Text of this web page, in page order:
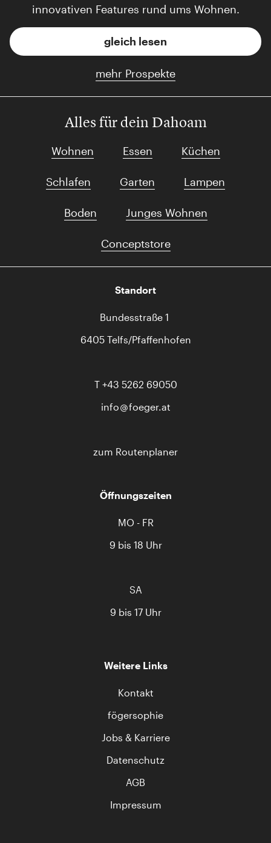
innovativen Features rund ums Wohnen.
gleich lesen
mehr Prospekte
Alles für dein Dahoam
Wohnen Essen Küchen
Schlafen Garten Lampen
Boden Junges Wohnen
Conceptstore
Standort
Bundesstraße 1
6405 Telfs/Pfaffenhofen
T +43 5262 69050
info
foeger.at
zum Routenplaner
Öffnungszeiten
MO - FR
9 bis 18 Uhr
SA
9 bis 17 Uhr
Weitere Links
Kontakt
fögersophie
Jobs & Karriere
Datenschutz
AGB
Impressum